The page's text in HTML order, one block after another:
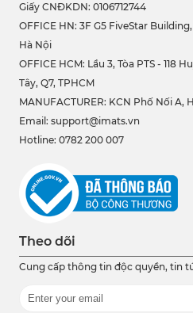
Giấy CNĐKDN: 0106712744
OFFICE HN: 3F G5 FiveStar
Hà Nội
OFFICE HCM: Lầu 3, Tòa PTS - 118
Tây, Q7, TPHCM
MANUFACTURER: KCN Phố Nối A,
Email: support@imats.vn
Hotline: 0782 200 007
Theo dõi
Cung cấp thông tin độc quyền, tin